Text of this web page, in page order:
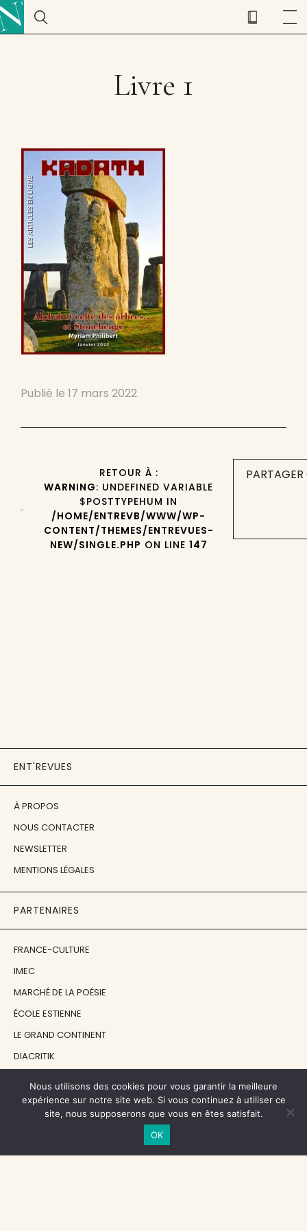
Livre 1
Publié le 17 mars 2022
RETOUR À :
WARNING: UNDEFINED VARIABLE
$POSTTYPEHUM IN
/HOME/ENTREVB/WWW/WP-
CONTENT/THEMES/ENTREVUES-
NEW/SINGLE.PHP ON LINE 147
ENT'REVUES
À PROPOS
NOUS CONTACTER
NEWSLETTER
MENTIONS LÉGALES
PARTENAIRES
FRANCE-CULTURE
IMEC
MARCHÉ DE LA POÉSIE
ÉCOLE ESTIENNE
LE GRAND CONTINENT
DIACRITIK
NOS SOUTIENS
CENTRE NATIONAL DU LIVRE
Nous utilisons des cookies pour vous garantir la meilleure
expérience sur notre site web. Si vous continuez à utiliser ce
site, nous supposerons que vous en êtes satisfait.
OK